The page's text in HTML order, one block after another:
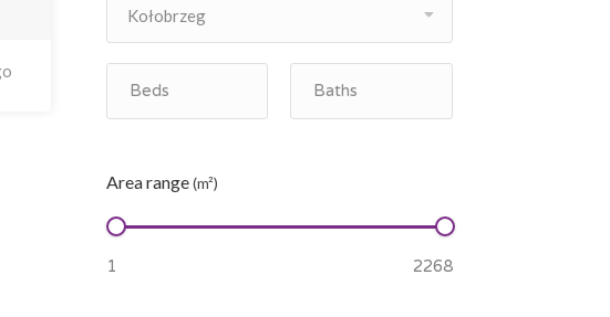
Kołobrzeg
Area range(m²)